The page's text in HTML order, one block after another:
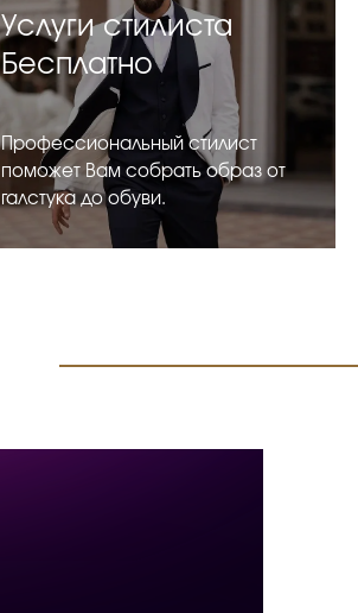
Услуги стилиста
Бесплатно
Профессиональный стилист
поможет Вам собрать образ от
галстука до обуви.